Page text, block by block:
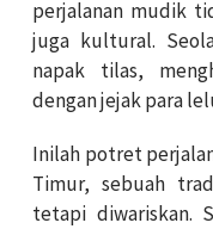
perjalanan mudik
juga kultural.
napak tilas,
dengan jejak para
Inilah potret
Timur, sebuah
tetapi diwariskan.